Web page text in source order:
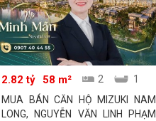
2.82 tỷ 58 m² 2
1
MUA BÁN CĂN HỘ MIZUKI NAM
LONG, NGUYỄN VĂN LINH PHẠM